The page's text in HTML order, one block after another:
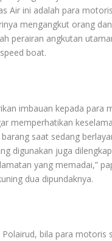
Air ini adalah para
mengangkut orang
perairan angkutan
boat.
imbauan kepada para
memperhatikan
saat sedang
digunakan juga
yang memadai,”
dua dipundaknya.
Polairud, bila para motoris